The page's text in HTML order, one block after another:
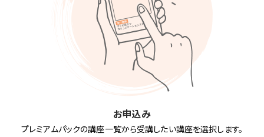
お申込み
プレミアムパックの講座一覧から受講したい講座を選択します。